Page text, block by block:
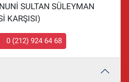
SULTAN SÜLEYMAN
KARŞISI)
0 (212) 924 64 68